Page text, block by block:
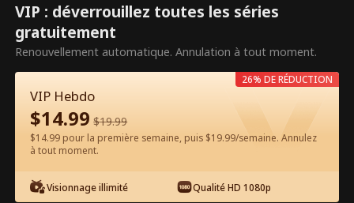
Ce sont des épisodes payants.
Débloquez pour regarder.
Regarder gratuitement sur l'App
VIP : déverrouillez toutes les séries
gratuitement
Renouvellement automatique. Annulation à tout moment.
VIP Hebdo
$14.99 $19.99
$14.99 pour la première semaine, puis $19.99/semaine. Annulez
à tout moment.
Visionnage illimité Qualité HD 1080p
26% DE RÉDUCTION